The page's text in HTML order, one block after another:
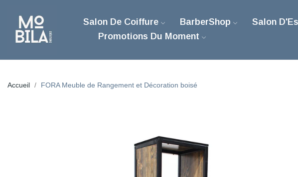
Salon De Coiffure BarberShop Salon
Promotions Du Moment
Accueil FORA Meuble de Rangement et Décoration boisé